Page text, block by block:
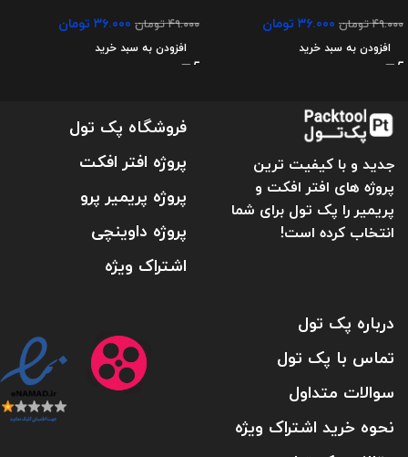
۴۹.۰۰۰تومان ۳۶.۰۰۰ تومان
افزودن به سبد خرید
۴۹.۰۰۰تومان ۳۶.۰۰۰ تومان
افزودن به سبد خرید
جدید و با کیفیت ترین
پروژه های افتر افکت و
پریمیر را پک تول برای شما
انتخاب کرده است!
فروشگاه پک تول
پروژه افتر افکت
پروژه پریمیر پرو
پروژه داوینچی
اشتراک ویژه
درباره پک تول
تماس با پک تول
سوالات متداول
نحوه خرید اشتراک ویژه